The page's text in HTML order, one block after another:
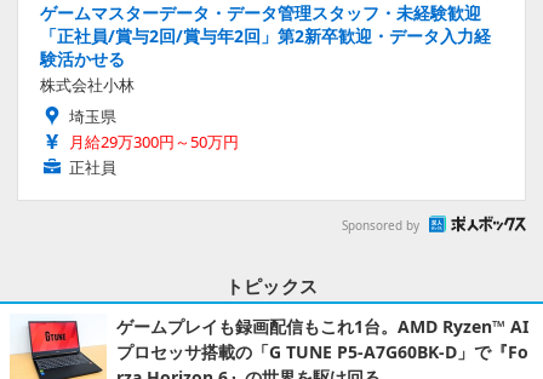
ゲームマスターデータ・データ管理スタッフ・未経験歓迎
「正社員/賞与2回/賞与年2回」第2新卒歓迎・データ入力経
験活かせる
株式会社小林
埼玉県
月給29万300円～50万円
正社員
Sponsored by
トピックス
ゲームプレイも録画配信もこれ1台。AMD Ryzen™ AI
プロセッサ搭載の「G TUNE P5-A7G60BK-D」で『Fo